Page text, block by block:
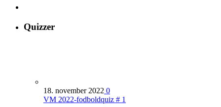
Quizzer
18. november 2022 0
VM 2022-fodboldquiz # 1